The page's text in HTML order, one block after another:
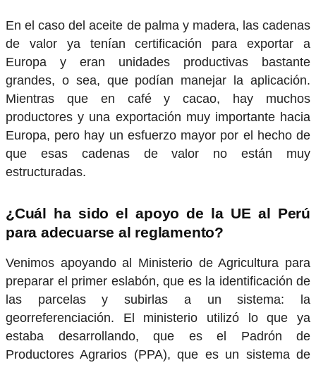
En el caso del aceite de palma y madera, las cadenas
de valor ya tenían certificación para exportar a
Europa y eran unidades productivas bastante
grandes, o sea, que podían manejar la aplicación.
Mientras que en café y cacao, hay muchos
productores y una exportación muy importante hacia
Europa, pero hay un esfuerzo mayor por el hecho de
que esas cadenas de valor no están muy
estructuradas.
¿Cuál ha sido el apoyo de la UE al Perú
para adecuarse al reglamento?
Venimos apoyando al Ministerio de Agricultura para
preparar el primer eslabón, que es la identificación de
las parcelas y subirlas a un sistema: la
georreferenciación. El ministerio utilizó lo que ya
estaba desarrollando, que es el Padrón de
Productores Agrarios (PPA), que es un sistema de